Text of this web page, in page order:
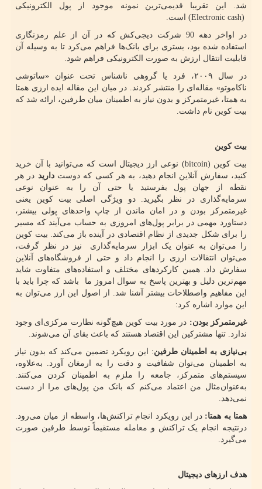
شد. این تقریبا قدیمی‌ترین نمونه موجود از پول الکترونیکی
(Electronic cash) است.
در اواخر دهه 90 شرکت دیجی‌کش که در آن از علم رمزنگاری
استفاده شده بود، بستری برای بانک‌ها فراهم می‌کرد تا به وسیله آن
قابلیت انتقال ارزش به صورت الکترونیکی فراهم شود.
در سال ۲۰۰۹، فرد یا گروهی ناشناس تحت عنوان «ساتوشی
ناکاموتو» مقاله‌ای را منتشر کردند. در میان این مقاله ایده ارزی همتا
به همتا، غیرمتمرکز و بدون نیاز به اطمینان میان طرفین، ارائه شد که
بیت کوین نام داشت.
بیت کوین
بیت کوین (bitcoin) نوعی ارز دیجیتال است که می‌توانید با آن خرید
کنید، سفارش‌ آنلاین انجام دهید، به هر کسی که دوستدارید در هر
نقطه از جهان پول بفرستید یا حتی آن را به عنوان نوعی
سرمایه‌گذاری در نظر بگیرید. دو ویژگی اصلی بیت کوین یعنی
غیرمتمرکز بودن و در امان ماندن از چاپ واحدهای پولی بیشتر،
دستاورد مهمی در برابر پول‌های امروزی به حساب می‌آیند که مسیر
را برای شکل جدیدی از نظام اقتصادی در آینده باز می‌کند. بیت کوین
را می‌توان به عنوان یک ابزار سرمایه‌گذاری نیز در نظر گرفت،
می‌توان انتقالات ارزی را انجام داد و حتی از فروشگاه‌های آنلاین
سفارش داد. همین کارکردهای مختلف و استفاده‌های متفاوت شاید
مهم‌ترین دلیل و بهترین پاسخ به سوال امروز ما باشد که چرا باید با
این مفاهیم واصطلاحات بیشتر آشنا شد. از اصول این ارز می‌توان به
این موارد اشاره کرد:
غیرمتمرکز بودن: در مورد بیت کوین هیچ‌گونه نظارت مرکزی‌ای وجود
ندارد. تنها مشترکین این اقتصاد هستند که باعث بقای آن می‌شوند.
بی‌نیازی به اطمینان طرفین: این رویکرد تضمین می‌کند که بدون نیاز
به اطمینان می‌توان شفافیت و دقت را به ارمغان آورد. به‌علاوه،
سیستم‌های متمرکز، جامعه را ملزم به اطمینان کردن می‌کنند.
به‌عنوان‌مثال من اعتماد می‌کنم که بانک من پول‌های مرا از دست
نمی‌دهد.
همتا به همتا: در این رویکرد انجام تراکنش‌ها، واسطه از میان می‌رود.
درنتیجه انجام یک تراکنش و معامله مستقیماً توسط طرفین صورت
می‌گیرد.
هدف ارزهای دیجیتال